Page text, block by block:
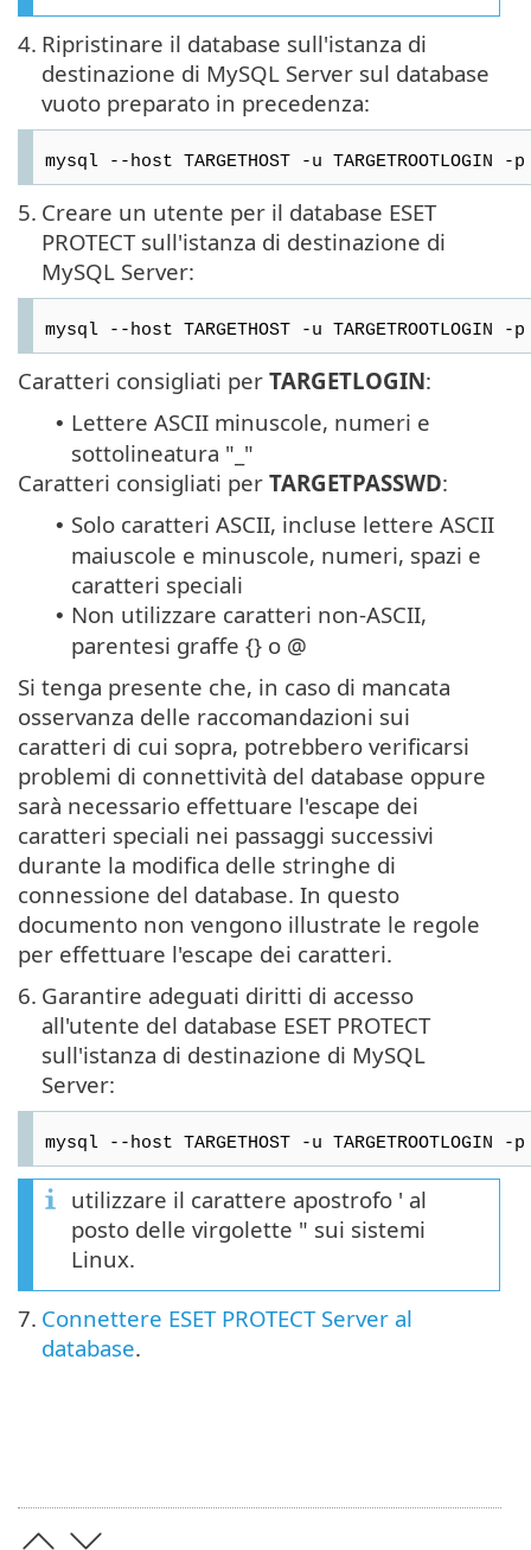
4. Ripristinare il database sull'istanza di
destinazione di MySQL Server sul database
vuoto preparato in precedenza:
mysql --host TARGETHOST -u TARGETROOTLOGIN -p
5. Creare un utente per il database ESET
PROTECT sull'istanza di destinazione di
MySQL Server:
mysql --host TARGETHOST -u TARGETROOTLOGIN -
Caratteri consigliati per TARGETLOGIN:
• Lettere ASCII minuscole, numeri e
sottolineatura "_"
Caratteri consigliati per TARGETPASSWD:
• Solo caratteri ASCII, incluse lettere ASCII
maiuscole e minuscole, numeri, spazi e
caratteri speciali
• Non utilizzare caratteri non-ASCII,
parentesi graffe {} o @
Si tenga presente che, in caso di mancata
osservanza delle raccomandazioni sui
caratteri di cui sopra, potrebbero verificarsi
problemi di connettività del database oppure
sarà necessario effettuare l'escape dei
caratteri speciali nei passaggi successivi
durante la modifica delle stringhe di
connessione del database. In questo
documento non vengono illustrate le regole
per effettuare l'escape dei caratteri.
6. Garantire adeguati diritti di accesso
all'utente del database ESET PROTECT
sull'istanza di destinazione di MySQL
Server:
mysql --host TARGETHOST -u TARGETROOTLOGIN -
utilizzare il carattere apostrofo ' al
posto delle virgolette " sui sistemi
Linux.
7. Connettere ESET PROTECT Server al
database.